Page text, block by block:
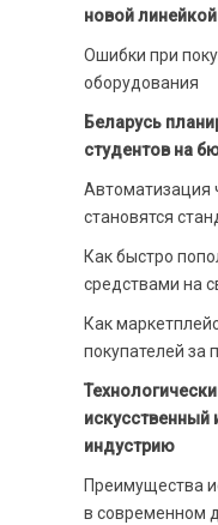
новой
Ошибки при
оборудования
Беларусь
студентов на
Автоматизация
становятся
Как быстро
средствами на
Как
покупателей за
искусственный
индустрию
Преимущества
в современном